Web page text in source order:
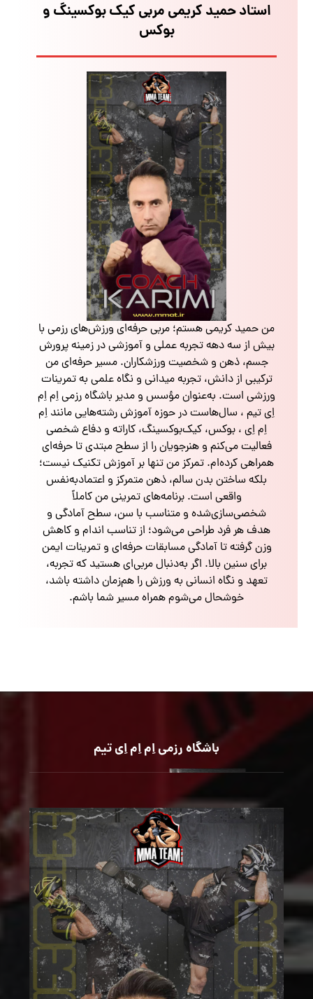
استاد حمید کریمی مربی کیک بوکسینگ و
بوکس
من حمید کریمی هستم؛ مربی حرفه‌ای ورزش‌های رزمی با
بیش از سه دهه تجربه عملی و آموزشی در زمینه پرورش
جسم، ذهن و شخصیت ورزشکاران. مسیر حرفه‌ای من
ترکیبی از دانش، تجربه میدانی و نگاه علمی به تمرینات
ورزشی است. به‌عنوان مؤسس و مدیر باشگاه رزمی اِم اِم
اِی تیم ، سال‌هاست در حوزه آموزش رشته‌هایی مانند اِم
اِم اِی ، بوکس، کیک‌بوکسینگ، کاراته و دفاع شخصی
فعالیت می‌کنم و هنرجویان را از سطح مبتدی تا حرفه‌ای
همراهی کرده‌ام. تمرکز من تنها بر آموزش تکنیک نیست؛
بلکه ساختن بدن سالم، ذهن متمرکز و اعتمادبه‌نفس
واقعی است. برنامه‌های تمرینی من کاملاً
شخصی‌سازی‌شده و متناسب با سن، سطح آمادگی و
هدف هر فرد طراحی می‌شود؛ از تناسب اندام و کاهش
وزن گرفته تا آمادگی مسابقات حرفه‌ای و تمرینات ایمن
برای سنین بالا. اگر به‌دنبال مربی‌ای هستید که تجربه،
تعهد و نگاه انسانی به ورزش را هم‌زمان داشته باشد،
خوشحال می‌شوم همراه مسیر شما باشم.
باشگاه رزمی اِم اِم اِی تیم